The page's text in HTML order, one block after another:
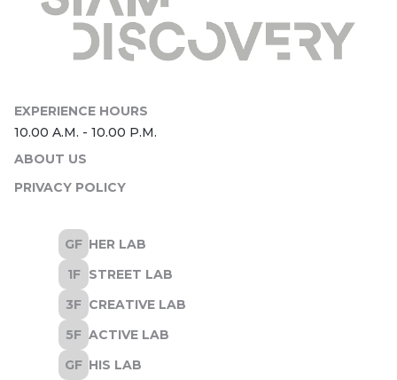
ABOUT US
PRIVACY POLICY